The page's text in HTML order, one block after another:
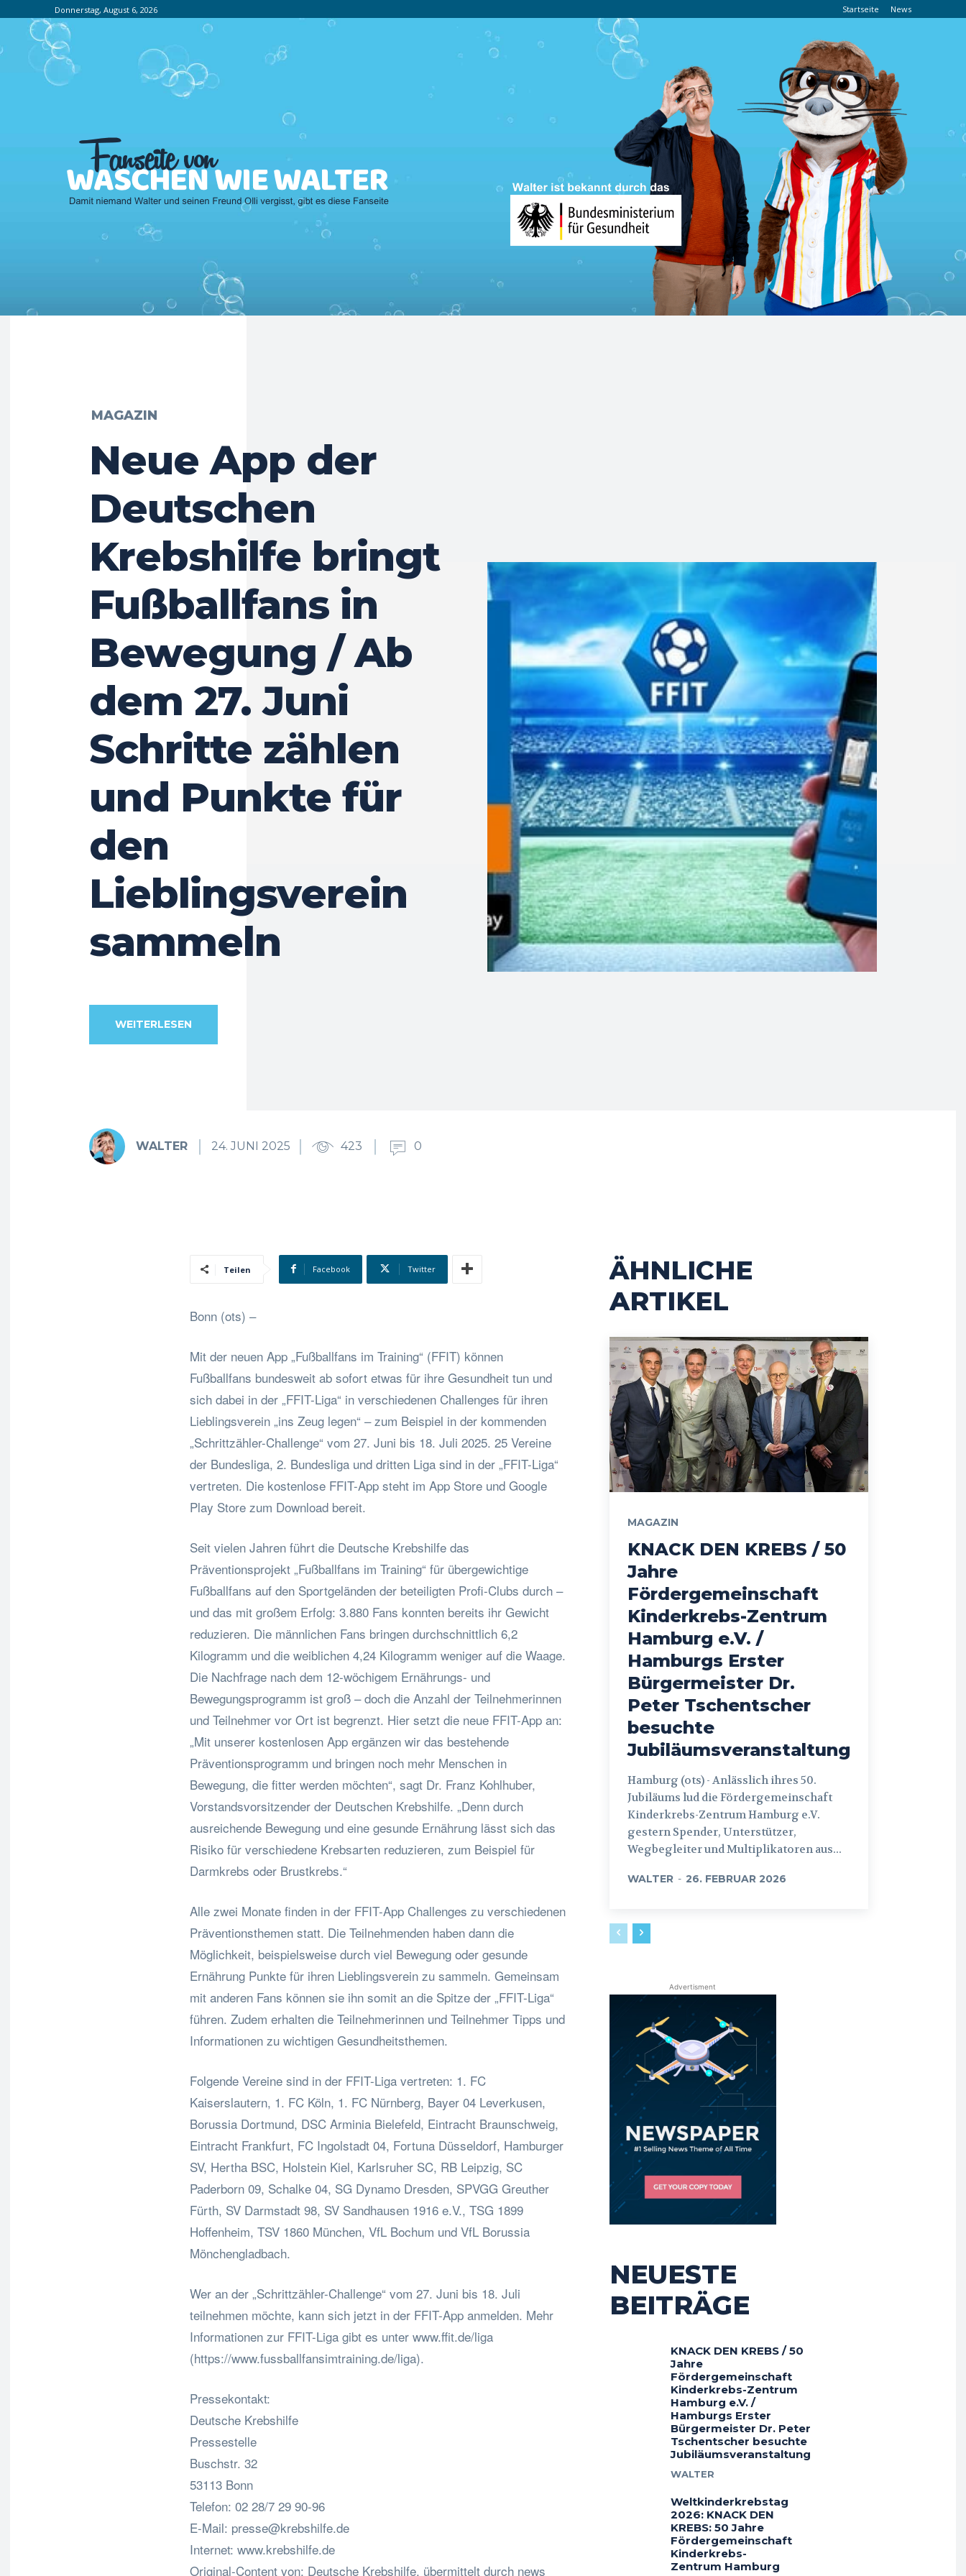
Donnerstag, August 6, 2026 Startseite News
MAGAZIN
Neue App der
Deutschen
Krebshilfe bringt
Fußballfans in
Bewegung / Ab
dem 27. Juni
Schritte zählen
und Punkte für
den
Lieblingsverein
sammeln
WEITERLESEN
WALTER 24. JUNI 2025 423 0
Teilen Facebook Twitter
Bonn (ots) –
Mit der neuen App „Fußballfans im Training“ (FFIT) können
Fußballfans bundesweit ab sofort etwas für ihre Gesundheit tun und
sich dabei in der „FFIT-Liga“ in verschiedenen Challenges für ihren
Lieblingsverein „ins Zeug legen“ – zum Beispiel in der kommenden
„Schrittzähler-Challenge“ vom 27. Juni bis 18. Juli 2025. 25 Vereine
der Bundesliga, 2. Bundesliga und dritten Liga sind in der „FFIT-Liga“
vertreten. Die kostenlose FFIT-App steht im App Store und Google
Play Store zum Download bereit.
Seit vielen Jahren führt die Deutsche Krebshilfe das
Präventionsprojekt „Fußballfans im Training“ für übergewichtige
Fußballfans auf den Sportgeländen der beteiligten Profi-Clubs durch –
und das mit großem Erfolg: 3.880 Fans konnten bereits ihr Gewicht
reduzieren. Die männlichen Fans bringen durchschnittlich 6,2
Kilogramm und die weiblichen 4,24 Kilogramm weniger auf die Waage.
Die Nachfrage nach dem 12-wöchigem Ernährungs- und
Bewegungsprogramm ist groß – doch die Anzahl der Teilnehmerinnen
und Teilnehmer vor Ort ist begrenzt. Hier setzt die neue FFIT-App an:
„Mit unserer kostenlosen App ergänzen wir das bestehende
Präventionsprogramm und bringen noch mehr Menschen in
Bewegung, die fitter werden möchten“, sagt Dr. Franz Kohlhuber,
Vorstandsvorsitzender der Deutschen Krebshilfe. „Denn durch
ausreichende Bewegung und eine gesunde Ernährung lässt sich das
Risiko für verschiedene Krebsarten reduzieren, zum Beispiel für
Darmkrebs oder Brustkrebs.“
Alle zwei Monate finden in der FFIT-App Challenges zu verschiedenen
Präventionsthemen statt. Die Teilnehmenden haben dann die
Möglichkeit, beispielsweise durch viel Bewegung oder gesunde
Ernährung Punkte für ihren Lieblingsverein zu sammeln. Gemeinsam
mit anderen Fans können sie ihn somit an die Spitze der „FFIT-Liga“
führen. Zudem erhalten die Teilnehmerinnen und Teilnehmer Tipps und
Informationen zu wichtigen Gesundheitsthemen.
Folgende Vereine sind in der FFIT-Liga vertreten: 1. FC
Kaiserslautern, 1. FC Köln, 1. FC Nürnberg, Bayer 04 Leverkusen,
Borussia Dortmund, DSC Arminia Bielefeld, Eintracht Braunschweig,
Eintracht Frankfurt, FC Ingolstadt 04, Fortuna Düsseldorf, Hamburger
SV, Hertha BSC, Holstein Kiel, Karlsruher SC, RB Leipzig, SC
Paderborn 09, Schalke 04, SG Dynamo Dresden, SPVGG Greuther
Fürth, SV Darmstadt 98, SV Sandhausen 1916 e.V., TSG 1899
Hoffenheim, TSV 1860 München, VfL Bochum und VfL Borussia
Mönchengladbach.
Wer an der „Schrittzähler-Challenge“ vom 27. Juni bis 18. Juli
teilnehmen möchte, kann sich jetzt in der FFIT-App anmelden. Mehr
Informationen zur FFIT-Liga gibt es unter www.ffit.de/liga
(https://www.fussballfansimtraining.de/liga).
Pressekontakt:
Deutsche Krebshilfe
Pressestelle
Buschstr. 32
53113 Bonn
Telefon: 02 28/7 29 90-96
E-Mail: presse@krebshilfe.de
Internet: www.krebshilfe.de
Original-Content von: Deutsche Krebshilfe, übermittelt durch news
ÄHNLICHE
ARTIKEL
MAGAZIN
KNACK DEN KREBS / 50
Jahre
Fördergemeinschaft
Kinderkrebs-Zentrum
Hamburg e.V. /
Hamburgs Erster
Bürgermeister Dr.
Peter Tschentscher
besuchte
Jubiläumsveranstaltung
Hamburg (ots) - Anlässlich ihres 50.
Jubiläums lud die Fördergemeinschaft
Kinderkrebs-Zentrum Hamburg e.V.
gestern Spender, Unterstützer,
Wegbegleiter und Multiplikatoren aus...
WALTER - 26. FEBRUAR 2026
Advertisment
NEUESTE
BEITRÄGE
KNACK DEN KREBS / 50
Jahre
Fördergemeinschaft
Kinderkrebs-Zentrum
Hamburg e.V. /
Hamburgs Erster
Bürgermeister Dr. Peter
Tschentscher besuchte
Jubiläumsveranstaltung
WALTER
Weltkinderkrebstag
2026: KNACK DEN
KREBS: 50 Jahre
Fördergemeinschaft
Kinderkrebs-
Zentrum Hamburg